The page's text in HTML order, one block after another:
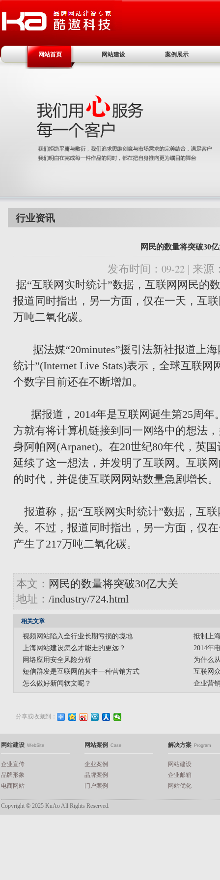
网站首页 网站建设 案例展示
行业资讯
网民的数量将突破30
发布时间： 09-22| 来源
据“互联网实时统计”数据，互联网网民的
报道同时指出，另一方面，仅在一天，互
万吨二氧化碳。
据法媒“20minutes”援引法新社报道上海
统计”(Internet Live Stats)表示，全球互联
个数字目前还在不断增加。
据报道，2014年是互联网诞生第25周年
方就有将计算机链接到同一网络中的想法
身阿帕网(Arpanet)。在20世纪80年代，英
延续了这一想法，并发明了互联网。互联
的时代，并促使互联网网站数量急剧增长。
报道称，据“互联网实时统计”数据，互
关。不过，报道同时指出，另一方面，仅
产生了217万吨二氧化碳。
本文： 网民的数量将突破30亿大关
地址： /industry/724.html
相关文章
视频网站陷入全行业长期亏损的境地
抵制上
上海网站建设怎么才能走的更远？
2014年
网络应用安全风险分析
为什么
短信群发是互联网的其中一种营销方式
互联网
怎么做好新闻软文呢？
企业营
分享或收藏到：
网站建设 WebSite
企业宣传
品牌形象
电商网站
网站案例 Case
企业案例
品牌案例
门户案例
解决方案 Program
网站建设
企业邮箱
网站优化
Copyright © 2025 KuAo All Rights Reserved.